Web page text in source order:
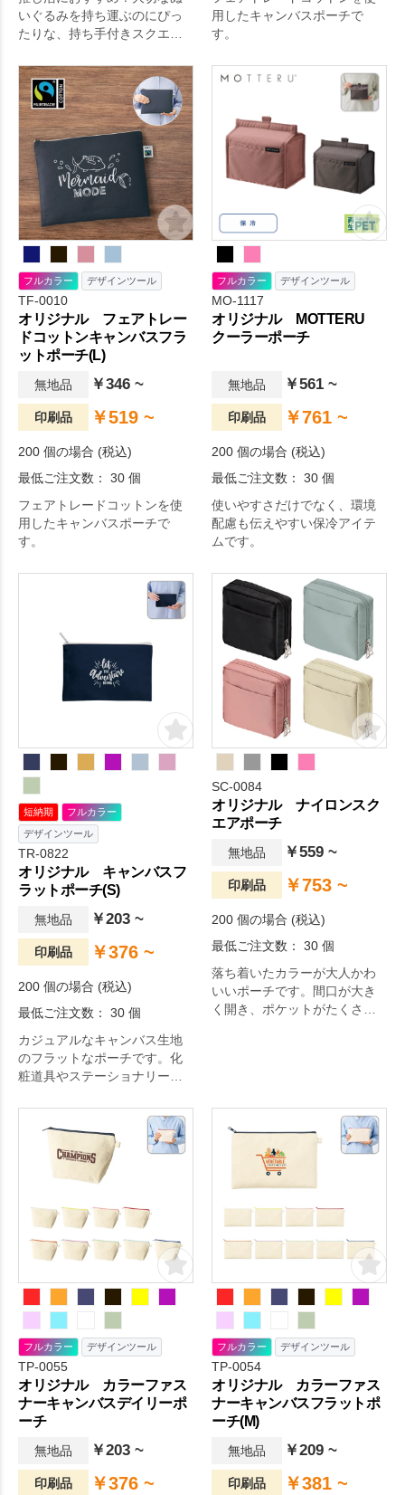
いぐるみを持ち運ぶのにぴっ
たりな、持ち手付きスクエア
用したキャンバスポーチで
す。
フルカラー デザインツール
TF-0010
オリジナル フェアトレー
ドコットンキャンバスフラ
ットポーチ(L)
無地品 ￥346 ~
印刷品 ￥519 ~
200 個の場合 (税込)
最低ご注文数： 30 個
フェアトレードコットンを使
用したキャンバスポーチで
す。
フルカラー デザインツール
MO-1117
オリジナル MOTTERU
クーラーポーチ
無地品 ￥561 ~
印刷品 ￥761 ~
200 個の場合 (税込)
最低ご注文数： 30 個
使いやすさだけでなく、環境
配慮も伝えやすい保冷アイテ
ムです。
短納期
フルカラー
デザインツール
TR-0822
オリジナル キャンバスフ
ラットポーチ(S)
無地品 ￥203 ~
印刷品 ￥376 ~
200 個の場合 (税込)
最低ご注文数： 30 個
カジュアルなキャンバス生地
のフラットなポーチです。化
粧道具やステーショナリー、
です。サイズ違いでSS・M・L
サイズもございます。
SC-0084
オリジナル ナイロンスク
エアポーチ
無地品 ￥559 ~
印刷品 ￥753 ~
200 個の場合 (税込)
最低ご注文数： 30 個
落ち着いたカラーが大人かわ
いいポーチです。間口が大き
く開き、ポケットがたくさん
フルカラー デザインツール
TP-0055
オリジナル カラーファス
ナーキャンバスデイリーポ
ーチ
無地品 ￥203 ~
印刷品 ￥376 ~
フルカラー デザインツール
TP-0054
オリジナル カラーファス
ナーキャンバスフラットポ
ーチ(M)
無地品 ￥209 ~
印刷品 ￥381 ~